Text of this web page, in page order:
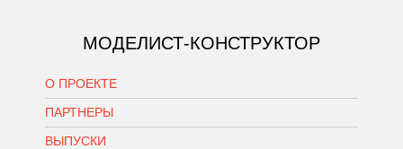
МОДЕЛИСТ-КОНСТРУКТОР
О ПРОЕКТЕ
ПАРТНЕРЫ
ВЫПУСКИ